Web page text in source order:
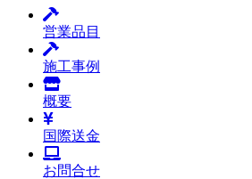
営業品目
施工事例
概要
国際送金
お問合せ